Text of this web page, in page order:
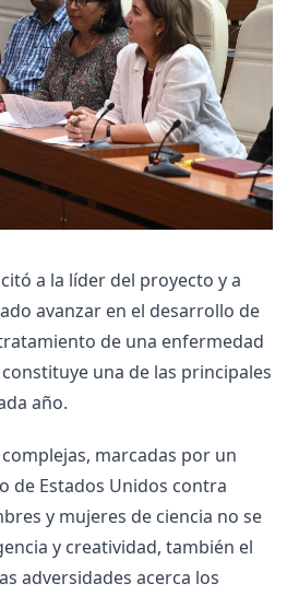
a la líder del proyecto y a
avanzar en el desarrollo de
de una enfermedad
una de las principales
año.
marcadas por un
de Estados Unidos contra
y mujeres de ciencia no se
y creatividad, también el
adversidades acerca los